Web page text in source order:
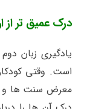
درک عمیق تر
یادگیری زبان
است. وقتی
معرض سنت ها و